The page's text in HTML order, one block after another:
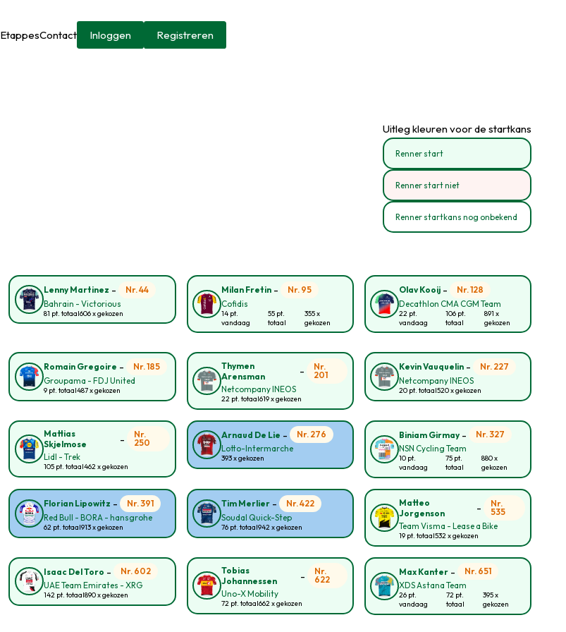
EtappesContact Inloggen Registreren
Uitleg kleuren voor de startkans
Renner start
Renner start niet
Renner startkans nog onbekend
Lenny Martinez -
Nr. 44
Bahrain - Victorious
81 pt. totaal606 x gekozen
Milan Fretin-
Nr. 95
Cofidis
14 pt.
vandaag
55 pt.
totaal
355 x
gekozen
Olav Kooij-
Nr. 128
Decathlon CMA CGM Team
22 pt.
vandaag
106 pt.
totaal
891 x
gekozen
Romain Gregoire -
Nr. 185
Groupama - FDJ United
9 pt. totaal487 x gekozen
Thymen
Arensman
-
Nr.
201
Netcompany INEOS
22 pt. totaal619 x gekozen
Kevin Vauquelin-
Nr. 227
Netcompany INEOS
20 pt. totaal520 x gekozen
Mattias
Skjelmose
-
Nr.
250
Lidl - Trek
105 pt. totaal462 x gekozen
Arnaud De Lie -
Nr. 276
Lotto-Intermarche
393 x gekozen
Biniam Girmay-
Nr. 327
NSN Cycling Team
10 pt.
vandaag
75 pt.
totaal
880 x
gekozen
Florian Lipowitz -
Nr. 391
Red Bull - BORA - hansgrohe
62 pt. totaal913 x gekozen
Tim Merlier-
Nr. 422
Soudal Quick-Step
76 pt. totaal942 x gekozen
Matteo
Jorgenson
-
Nr.
535
Team Visma - Lease a Bike
19 pt. totaal532 x gekozen
Isaac Del Toro -
Nr. 602
UAE Team Emirates - XRG
142 pt. totaal890 x gekozen
Tobias
Johannessen
-
Nr.
622
Uno-X Mobility
72 pt. totaal662 x gekozen
Max Kanter-
Nr. 651
XDS Astana Team
26 pt.
vandaag
72 pt.
totaal
395 x
gekozen